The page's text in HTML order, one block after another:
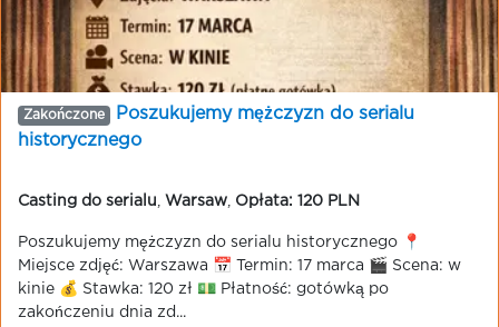
Zakończone
Poszukujemy mężczyzn do serialu
historycznego
Casting do serialu Warsaw Opłata: 120 PLN
Poszukujemy mężczyzn do serialu historycznego 📍
Miejsce zdjęć: Warszawa 📅 Termin: 17 marca 🎬 Scena: w
kinie 💰 Stawka: 120 zł 💵 Płatność: gotówką po
zakończeniu dnia zd...